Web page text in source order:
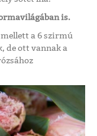
is.
mellett a 6 szirmú
de ott vannak a